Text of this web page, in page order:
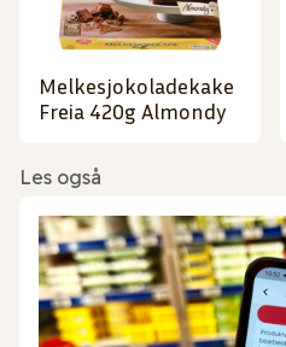
Melkesjokoladekake
Freia 420g Almondy
Les også